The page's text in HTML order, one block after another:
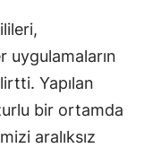
uygulamaların
Yapılan
bir ortamda
aralıksız